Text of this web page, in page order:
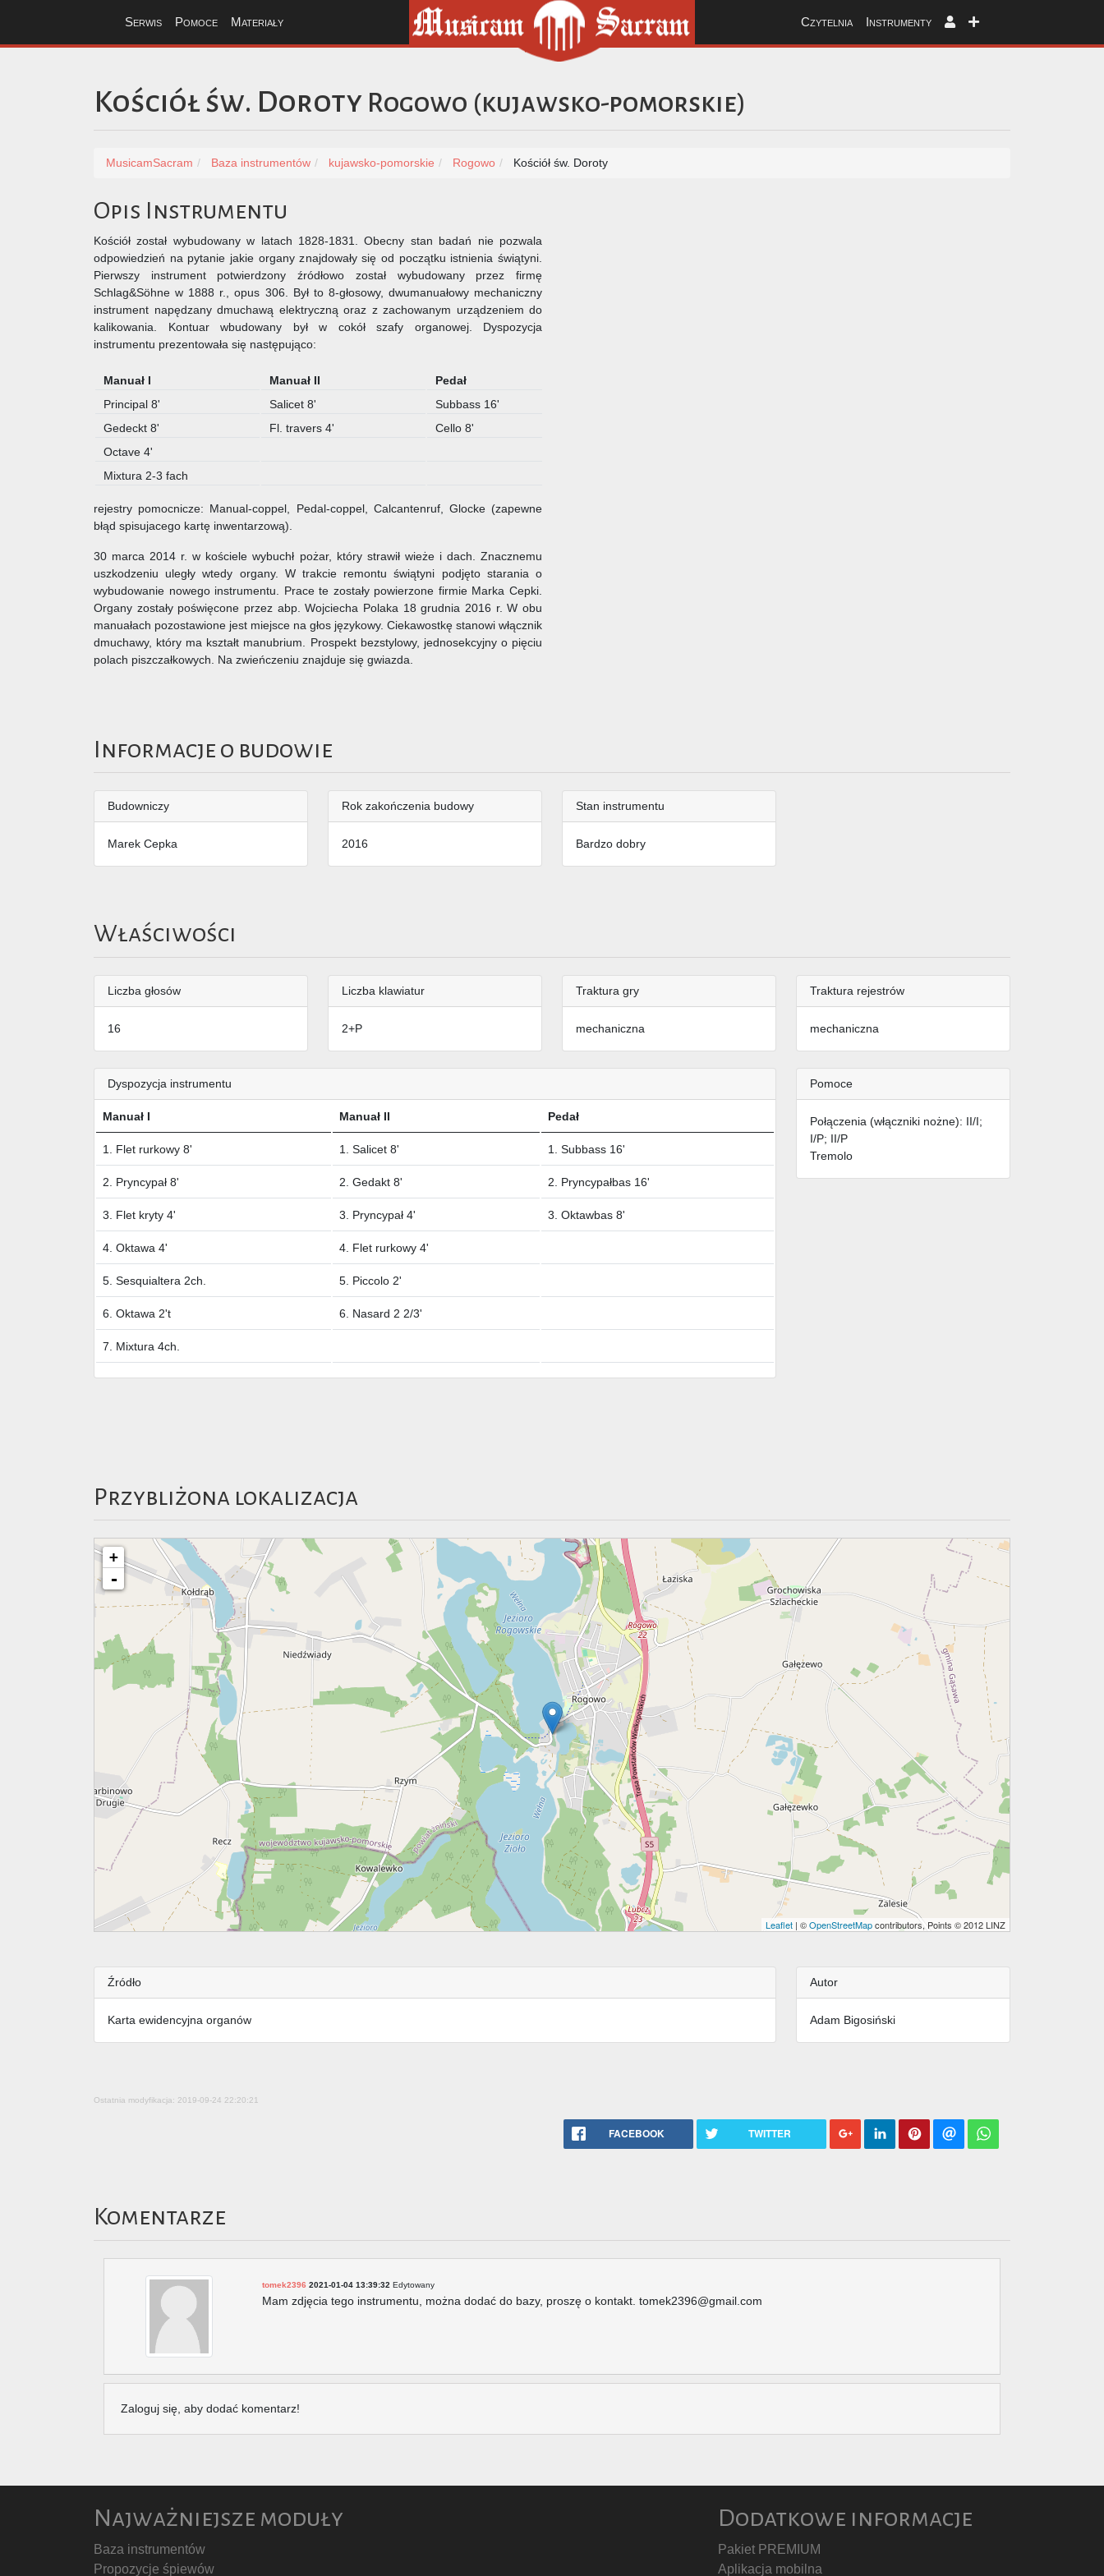
Serwis Pomoce Materiały Czytelnia Instrumenty
Kościół św. Doroty Rogowo (kujawsko-pomorskie)
MusicamSacram Baza instrumentów kujawsko-pomorskie Rogowo Kościół św. Doroty
Opis Instrumentu
Kościół został wybudowany w latach 1828-1831. Obecny stan badań nie pozwala
odpowiedzień na pytanie jakie organy znajdowały się od początku istnienia świątyni.
Pierwszy instrument potwierdzony źródłowo został wybudowany przez firmę
Schlag&Söhne w 1888 r., opus 306. Był to 8-głosowy, dwumanuałowy mechaniczny
instrument napędzany dmuchawą elektryczną oraz z zachowanym urządzeniem do
kalikowania. Kontuar wbudowany był w cokół szafy organowej. Dyspozycja
instrumentu prezentowała się następująco:
Manuał I Manuał II
Pedał
Principal 8'
Salicet 8'
Subbass 16'
Gedeckt 8'
Fl. travers 4'
Cello 8'
Octave 4'
Mixtura 2-3 fach
rejestry pomocnicze: Manual-coppel, Pedal-coppel, Calcantenruf, Glocke (zapewne
błąd spisujacego kartę inwentarzową).
30 marca 2014 r. w kościele wybuchł pożar, który strawił wieże i dach. Znacznemu
uszkodzeniu uległy wtedy organy. W trakcie remontu świątyni podjęto starania o
wybudowanie nowego instrumentu. Prace te zostały powierzone firmie Marka Cepki.
Organy zostały poświęcone przez abp. Wojciecha Polaka 18 grudnia 2016 r. W obu
manuałach pozostawione jest miejsce na głos językowy. Ciekawostkę stanowi włącznik
dmuchawy, który ma kształt manubrium. Prospekt bezstylowy, jednosekcyjny o pięciu
polach piszczałkowych. Na zwieńczeniu znajduje się gwiazda.
Informacje o budowie
Budowniczy
Marek Cepka
Rok zakończenia budowy
2016
Stan instrumentu
Bardzo dobry
Właściwości
Liczba głosów
16
Liczba klawiatur
2+P
Traktura gry
mechaniczna
Traktura rejestrów
mechaniczna
Dyspozycja instrumentu
Manuał I Manuał II Pedał
1. Flet rurkowy 8' 1. Salicet 8' 1. Subbass 16'
2. Pryncypał 8' 2. Gedakt 8' 2. Pryncypałbas 16'
3. Flet kryty 4' 3. Pryncypał 4' 3. Oktawbas 8'
4. Oktawa 4' 4. Flet rurkowy 4'
5. Sesquialtera 2ch. 5. Piccolo 2'
6. Oktawa 2't 6. Nasard 2 2/3'
7. Mixtura 4ch.
Pomoce
Połączenia (włączniki nożne): II/I;
I/P; II/P
Tremolo
Przybliżona lokalizacja
+
-
Leaflet | ©OpenStreetMapcontributors, Points © 2012 LINZ
Źródło
Karta ewidencyjna organów
Autor
Adam Bigosiński
Ostatnia modyfikacja: 2019-09-24 22:20:21
FACEBOOK TWITTER
Komentarze
tomek2396 2021-01-04 13:39:32 Edytowany
Mam zdjęcia tego instrumentu, można dodać do bazy, proszę o kontakt. tomek2396@gmail.com
Zaloguj się, aby dodać komentarz!
Najważniejsze moduły
Baza instrumentów
Propozycje śpiewów
Dodatkowe informacje
Pakiet PREMIUM
Aplikacja mobilna